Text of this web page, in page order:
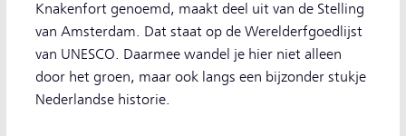
Knakenfort genoemd, maakt deel uit van de Stelling
van Amsterdam. Dat staat op de Werelderfgoedlijst
van UNESCO. Daarmee wandel je hier niet alleen
door het groen, maar ook langs een bijzonder stukje
Nederlandse historie.